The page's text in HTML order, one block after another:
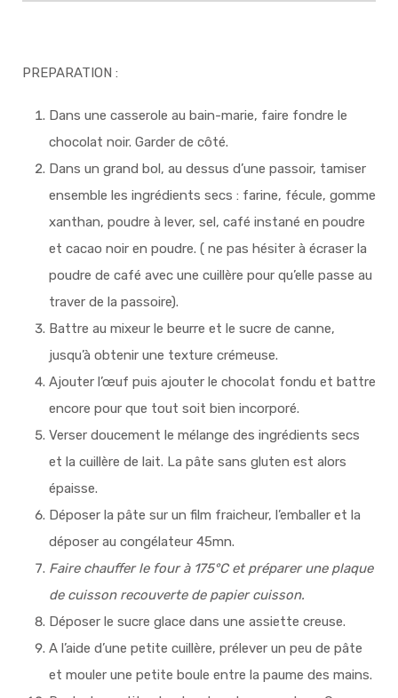
PREPARATION :
Dans une casserole au bain-marie, faire fondre le
chocolat noir. Garder de côté.
Dans un grand bol, au dessus d’une passoir, tamiser
ensemble les ingrédients secs : farine, fécule, gomme
xanthan, poudre à lever, sel, café instané en poudre
et cacao noir en poudre. ( ne pas hésiter à écraser la
poudre de café avec une cuillère pour qu’elle passe au
traver de la passoire).
Battre au mixeur le beurre et le sucre de canne,
jusqu’à obtenir une texture crémeuse.
Ajouter l’œuf puis ajouter le chocolat fondu et battre
encore pour que tout soit bien incorporé.
Verser doucement le mélange des ingrédients secs
et la cuillère de lait. La pâte sans gluten est alors
épaisse.
Déposer la pâte sur un film fraicheur, l’emballer et la
déposer au congélateur 45mn.
Faire chauffer le four à 175°C et préparer une plaque
de cuisson recouverte de papier cuisson.
Déposer le sucre glace dans une assiette creuse.
A l’aide d’une petite cuillère, prélever un peu de pâte
et mouler une petite boule entre la paume des mains.